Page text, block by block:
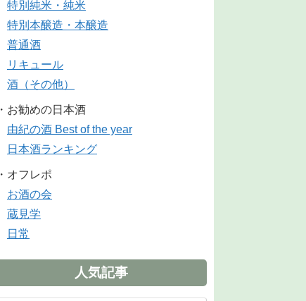
特別純米・純米
特別本醸造・本醸造
普通酒
リキュール
酒（その他）
・お勧めの日本酒
由紀の酒 Best of the year
日本酒ランキング
・オフレポ
お酒の会
蔵見学
日常
人気記事